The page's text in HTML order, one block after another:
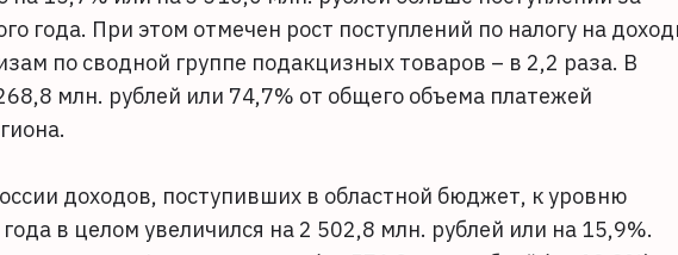
года. При этом отмечен рост поступлений по налогу на
по сводной группе подакцизных товаров – в 2,2 раза. В
млн. рублей или 74,7% от общего объема платежей
доходов, поступивших в областной бюджет, к уровню
в целом увеличился на 2 502,8 млн. рублей или на 15,9%.